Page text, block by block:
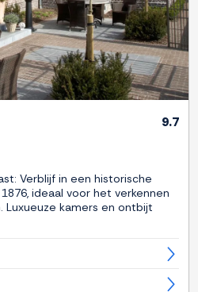
9.7
Verblijf in een historische
ideaal voor het verkennen
Luxueuze kamers en ontbijt